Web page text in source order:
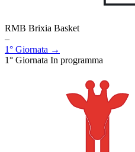
RMB Brixia Basket
–
1° Giornata →
1° Giornata In programma